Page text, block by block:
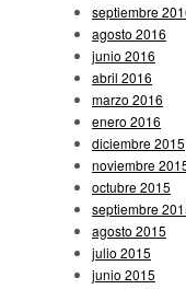
septiembre
agosto 2016
junio 2016
abril 2016
marzo 2016
enero 2016
diciembre 2015
noviembre
octubre 2015
septiembre
agosto 2015
julio 2015
junio 2015